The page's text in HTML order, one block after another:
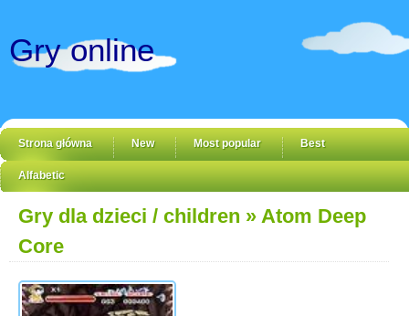
Gry online
Strona główna New Most popular Best
Alfabetic
Gry dla dzieci / children » Atom Deep
Core